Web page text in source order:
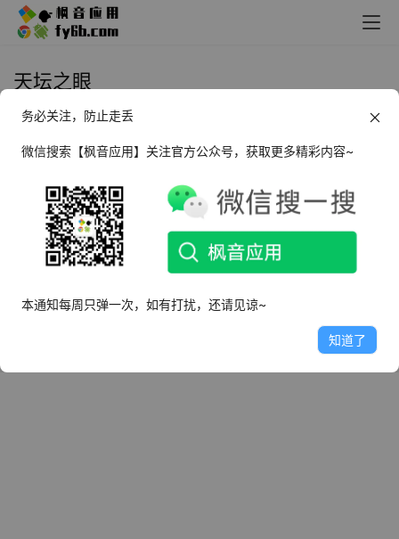
天坛之眼
Windows The Eyes of Ara 天坛之
眼
2023年1月16日
务必关注，防止走丢
微信搜索【枫音应用】关注官方公众号，获取更多精彩内容~
本通知每周只弹一次，如有打扰，还请见谅~
知道了